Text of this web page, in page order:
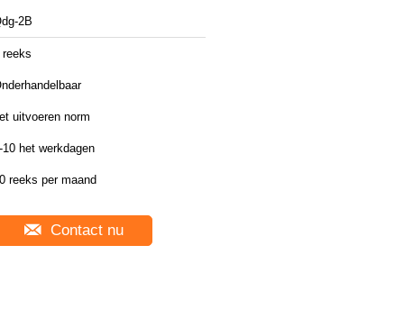
2B
reeks
uitvoeren norm
10 het werkdagen
reeks per maand
Contact nu